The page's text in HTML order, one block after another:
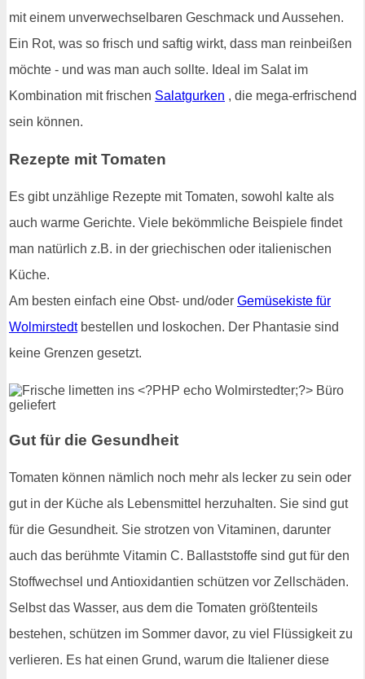
mit einem unverwechselbaren Geschmack und Aussehen.
Ein Rot, was so frisch und saftig wirkt, dass man reinbeißen
möchte - und was man auch sollte. Ideal im Salat im
Kombination mit frischen Salatgurken , die mega-erfrischend
sein können.
Rezepte mit Tomaten
Es gibt unzählige Rezepte mit Tomaten, sowohl kalte als
auch warme Gerichte. Viele bekömmliche Beispiele findet
man natürlich z.B. in der griechischen oder italienischen
Küche.
Am besten einfach eine Obst- und/oder Gemüsekiste für
Wolmirstedtbestellen und loskochen. Der Phantasie sind
keine Grenzen gesetzt.
Gut für die Gesundheit
Tomaten können nämlich noch mehr als lecker zu sein oder
gut in der Küche als Lebensmittel herzuhalten. Sie sind gut
für die Gesundheit. Sie strotzen von Vitaminen, darunter
auch das berühmte Vitamin C. Ballaststoffe sind gut für den
Stoffwechsel und Antioxidantien schützen vor Zellschäden.
Selbst das Wasser, aus dem die Tomaten größtenteils
bestehen, schützen im Sommer davor, zu viel Flüssigkeit zu
verlieren. Es hat einen Grund, warum die Italiener diese